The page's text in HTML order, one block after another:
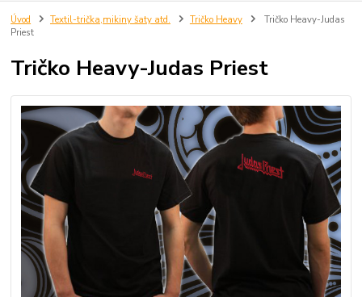
Úvod Textil-trička,mikiny šaty atd. Tričko Heavy
Tričko Heavy-Judas
Priest
Tričko Heavy-Judas Priest